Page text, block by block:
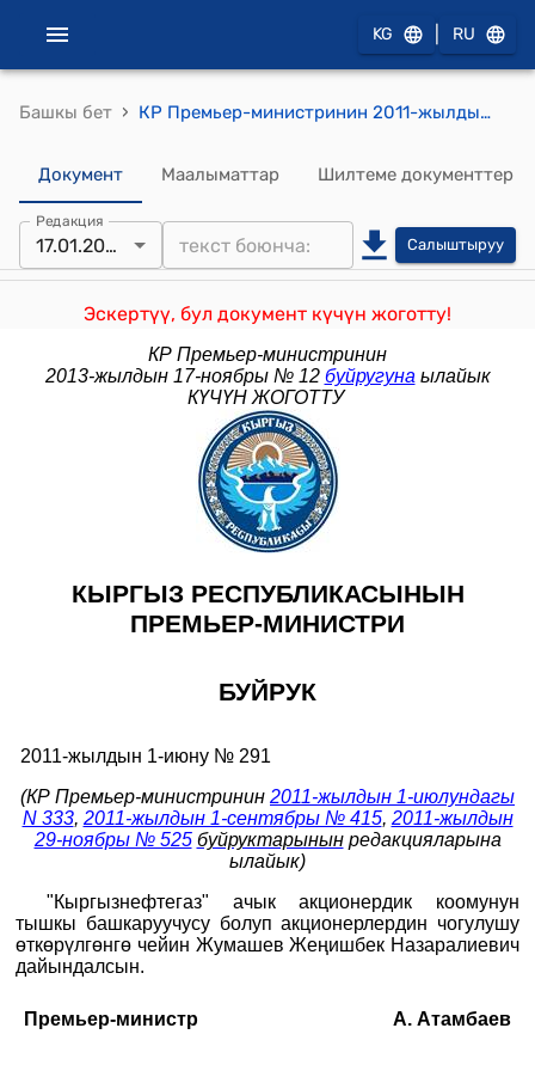
KG RU
Башкы бет › КР Премьер-министринин 2011-жылдын 1-июнундагы № 291 "Ж. Н.Джумашев жөнүндө" буйругу
Документ Маалыматтар Шилтеме документтер
Редакция
17.01.2013 Салыштыруу
Эскертүү, бул документ күчүн жоготту!